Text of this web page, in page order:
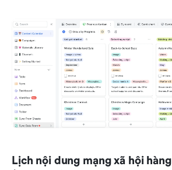
Lịch nội dung mạng xã hội